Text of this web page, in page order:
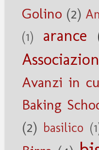
Golino (2)
(1) arance
Avanzi in
Baking
(2) basilico